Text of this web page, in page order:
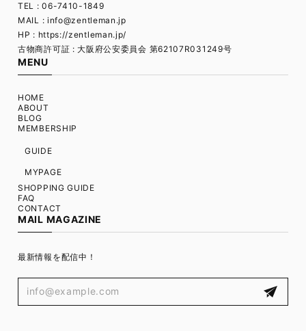
TEL : 06-7410-1849
MAIL : info@zentleman.jp
HP : https://zentleman.jp/
古物商許可証 : 大阪府公安委員会 第62107R031249号
MENU
HOME
ABOUT
BLOG
MEMBERSHIP
GUIDE
MYPAGE
SHOPPING GUIDE
FAQ
CONTACT
MAIL MAGAZINE
最新情報を配信中！